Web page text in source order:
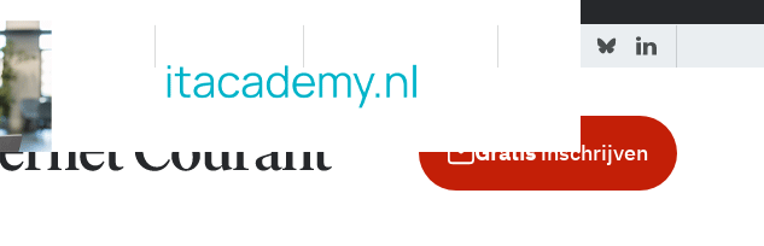
Gratisinschrijven